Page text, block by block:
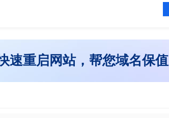
速重启网站，帮您域名保值